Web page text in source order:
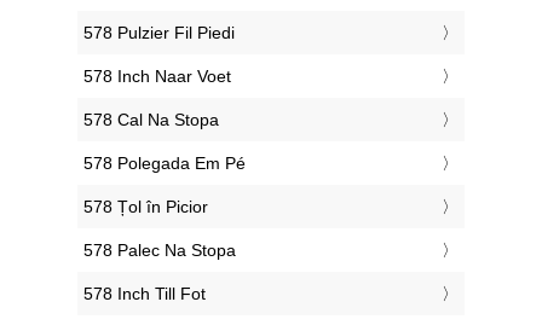
‎578 Pulzier Fil Piedi
‎578 Inch Naar Voet
‎578 Cal Na Stopa
‎578 Polegada Em Pé
‎578 Țol în Picior
‎578 Palec Na Stopa
‎578 Inch Till Fot